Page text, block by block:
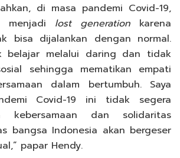
di masa pandemi Covid-19,
menjadi lost generation karena
bisa dijalankan dengan normal.
belajar melalui daring dan tidak
sehingga mematikan empati
dalam bertumbuh. Saya
Covid-19 ini tidak segera
kebersamaan dan solidaritas
bangsa Indonesia akan bergeser
papar Hendy.